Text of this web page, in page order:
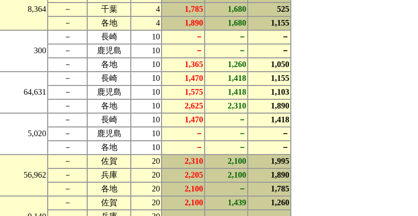
8,364
－
千葉 4 1,785 1,680
525
－
各地 4 1,890 1,680 1,155
300
－ 長崎 10 － －
－
－
鹿児島 10 － －
－
－
各地 10 1,365 1,260 1,050
64,631
－ 長崎 10 1,470 1,418
1,155
－
鹿児島 10 1,575 1,418
1,103
－
各地 10 2,625 2,310 1,890
5,020
－ 長崎 10 1,470 －
1,418
－
鹿児島 10 － －
－
－
各地 10 － － －
56,962
－ 佐賀 20 2,310 2,100
1,995
－
兵庫 20 2,205 2,100
1,890
－
各地 20 2,100 － 1,785
－ 佐賀 20 2,100 1,439
1,260